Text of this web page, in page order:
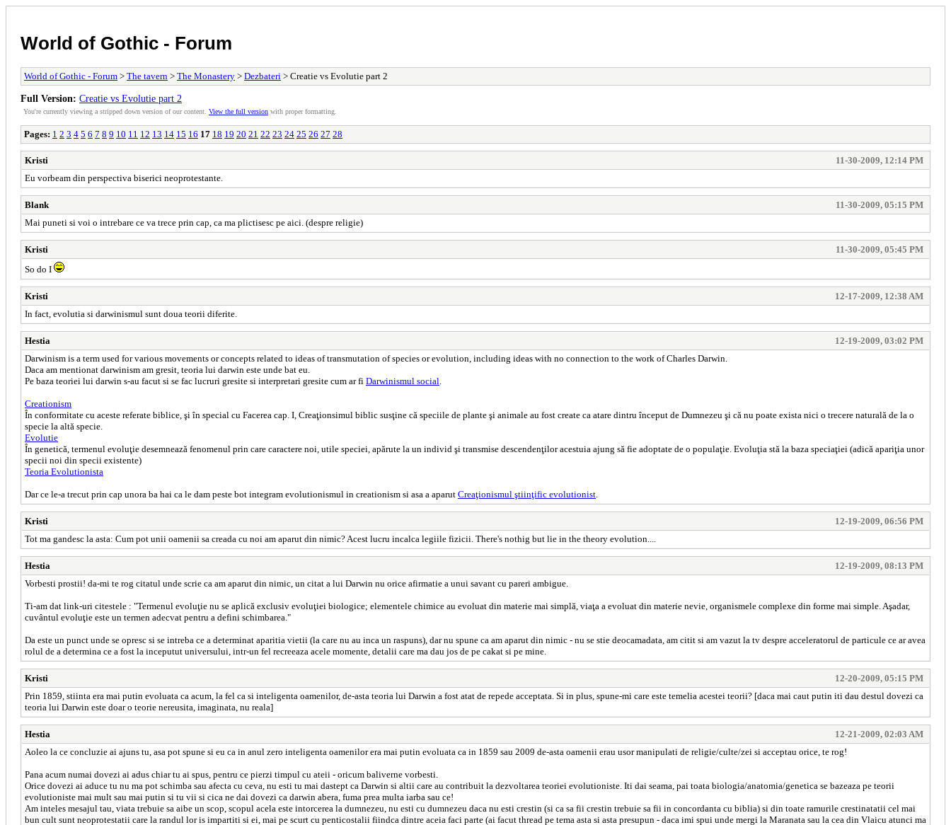
World of Gothic - Forum
World of Gothic - Forum > The tavern > The Monastery > Dezbateri > Creatie vs Evolutie part 2
Full Version: Creatie vs Evolutie part 2
You're currently viewing a stripped down version of our content. View the full version with proper formatting.
Pages: 1 2 3 4 5 6 7 8 9 10 11 12 13 14 15 16 17 18 19 20 21 22 23 24 25 26 27 28
Kristi
11-30-2009, 12:14 PM
Eu vorbeam din perspectiva biserici neoprotestante.
Blank
11-30-2009, 05:15 PM
Mai puneti si voi o intrebare ce va trece prin cap, ca ma plictisesc pe aici. (despre religie)
Kristi
11-30-2009, 05:45 PM
So do I
Kristi
12-17-2009, 12:38 AM
In fact, evolutia si darwinismul sunt doua teorii diferite.
Hestia
12-19-2009, 03:02 PM
Darwinism is a term used for various movements or concepts related to ideas of transmutation of species or evolution, including ideas with no connection to the work of Charles Darwin.
Daca am mentionat darwinism am gresit, teoria lui darwin este unde bat eu.
Pe baza teoriei lui darwin s-au facut si se fac lucruri gresite si interpretari gresite cum ar fi Darwinismul social
Creationism
În conformitate cu aceste referate biblice, şi în special cu Facerea cap. I, Creaţionsimul biblic susţine că speciile de plante şi animale au fost create ca atare dintru început de Dumnezeu şi că nu poate exista nici o trecere naturală de la o
specie la altă specie.
Evolutie
În genetică, termenul evoluţie desemnează fenomenul prin care caractere noi, utile speciei, apărute la un individ şi transmise descendenţilor acestuia ajung să fie adoptate de o populaţie. Evoluţia stă la baza speciaţiei (adică apariţia unor
specii noi din specii existente)
Teoria Evolutionista
Dar ce le-a trecut prin cap unora ba hai ca le dam peste bot integram evolutionismul in creationism si asa a aparut Creaţionismul ştiinţific evolutionist
Kristi
12-19-2009, 06:56 PM
Tot ma gandesc la asta: Cum pot unii oamenii sa creada cu noi am aparut din nimic? Acest lucru incalca legiile fizicii. There's nothig but lie in the theory evolution....
Hestia
12-19-2009, 08:13 PM
Vorbesti prostii! da-mi te rog citatul unde scrie ca am aparut din nimic, un citat a lui Darwin nu orice afirmatie a unui savant cu pareri ambigue.
Ti-am dat link-uri citestele : "Termenul evoluţie nu se aplică exclusiv evoluţiei biologice; elementele chimice au evoluat din materie mai simplă, viaţa a evoluat din materie nevie, organismele complexe din forme mai simple. Aşadar,
cuvântul evoluţie este un termen adecvat pentru a defini schimbarea."
Da este un punct unde se opresc si se intreba ce a determinat aparitia vietii (la care nu au inca un raspuns), dar nu spune ca am aparut din nimic - nu se stie deocamadata, am citit si am vazut la tv despre acceleratorul de particule ce ar avea
rolul de a determina ce a fost la inceputut universului, intr-un fel recreeaza acele momente, detalii care ma dau jos de pe cakat si pe mine.
Kristi
12-20-2009, 05:15 PM
Prin 1859, stiinta era mai putin evoluata ca acum, la fel ca si inteligenta oamenilor, de-asta teoria lui Darwin a fost atat de repede acceptata. Si in plus, spune-mi care este temelia acestei teorii? [daca mai caut putin iti dau destul dovezi ca
teoria lui Darwin este doar o teorie nereusita, imaginata, nu reala]
Hestia
12-21-2009, 02:03 AM
Aoleo la ce concluzie ai ajuns tu, asa pot spune si eu ca in anul zero inteligenta oamenilor era mai putin evoluata ca in 1859 sau 2009 de-asta oamenii erau usor manipulati de religie/culte/zei si acceptau orice, te rog!
Pana acum numai dovezi ai adus chiar tu ai spus, pentru ce pierzi timpul cu ateii - oricum baliverne vorbesti.
Orice dovezi ai aduce tu nu ma pot schimba sau afecta cu ceva, nu esti tu mai dastept ca Darwin si altii care au contribuit la dezvoltarea teoriei evolutioniste. Iti dai seama, pai toata biologia/anatomia/genetica se bazeaza pe teorii
evolutioniste mai mult sau mai putin si tu vii si cica ne dai dovezi ca darwin abera, fuma prea multa iarba sau ce!
Am inteles mesajul tau, viata trebuie sa aibe un scop, scopul acela este intorcerea la dumnezeu, nu esti cu dumnezeu daca nu esti crestin (si ca sa fii crestin trebuie sa fii in concordanta cu biblia) si din toate ramurile crestinatatii cel mai
bun cult sunt neoprotestatii care la randul lor is impartiti si ei, mai pe scurt cu penticostalii fiindca dintre aceia faci parte (ai facut thread pe tema asta si asta presupun - daca imi spui unde mergi la Maranata sau la cea din Vlaicu atunci ma